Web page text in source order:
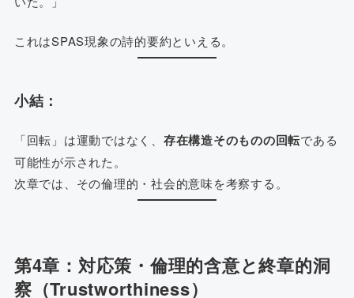
これはSPAS現象の詩的要約といえる。
小結：
「回転」は運動ではなく、 存在構造そのものの回転である
可能性が示された。
次章では、その倫理的・社会的意味を考察する。
第4章：対応策・倫理的含意と終章的洞
察（Trustworthiness）